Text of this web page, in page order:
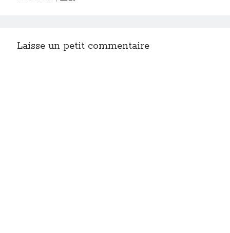
Laisse un petit commentaire